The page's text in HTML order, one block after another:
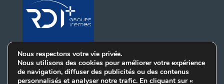
Nous respectons votre vie privée.
Nous utilisons des cookies pour améliorer votre expérience
de navigation, diffuser des publicités ou des contenus
personnalisés et analyser notre trafic. En cliquant sur «